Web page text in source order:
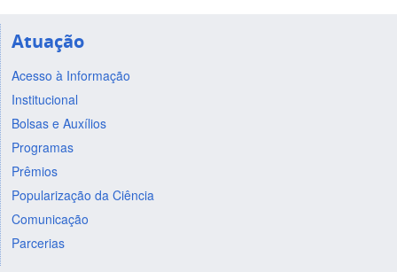
Atuação
Acesso à Informação
Institucional
Bolsas e Auxílios
Programas
Prêmios
Popularização da Ciência
Comunicação
Parcerias